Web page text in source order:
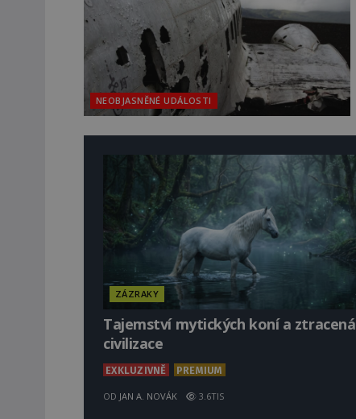
NEOBJASNĚNÉ UDÁLOSTI
ZÁZRAKY
Tajemství mytických koní a ztracená
civilizace
EXKLUZIVNĚ PREMIUM
OD JAN A. NOVÁK 3.6TIS